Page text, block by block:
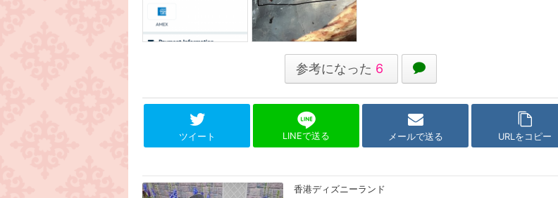
参考になった 6
ツイート LINEで送る メールで送る URLをコピー
香港ディズニーランド